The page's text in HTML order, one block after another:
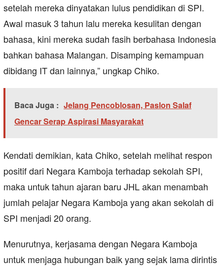
setelah mereka dinyatakan lulus pendidikan di SPI.
Awal masuk 3 tahun lalu mereka kesulitan dengan
bahasa, kini mereka sudah fasih berbahasa Indonesia
bahkan bahasa Malangan. Disamping kemampuan
dibidang IT dan lainnya,” ungkap Chiko.
Baca Juga : Jelang Pencoblosan, Paslon Salaf
Gencar Serap Aspirasi Masyarakat
Kendati demikian, kata Chiko, setelah melihat respon
positif dari Negara Kamboja terhadap sekolah SPI,
maka untuk tahun ajaran baru JHL akan menambah
jumlah pelajar Negara Kamboja yang akan sekolah di
SPI menjadi 20 orang.
Menurutnya, kerjasama dengan Negara Kamboja
untuk menjaga hubungan baik yang sejak lama dirintis